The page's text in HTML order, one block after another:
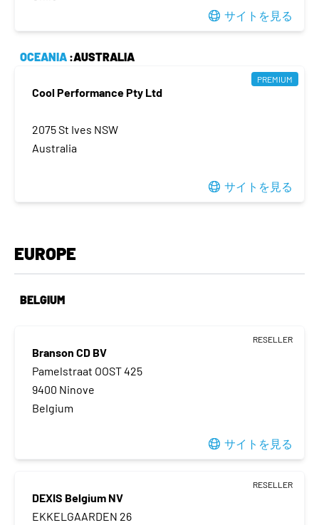
サイトを見る
OCEANIA :AUSTRALIA
PREMIUM
Cool Performance Pty Ltd
2075 St Ives NSW
Australia
サイトを見る
EUROPE
BELGIUM
RESELLER
Branson CD BV
Pamelstraat OOST 425
9400 Ninove
Belgium
サイトを見る
RESELLER
DEXIS Belgium NV
EKKELGAARDEN 26